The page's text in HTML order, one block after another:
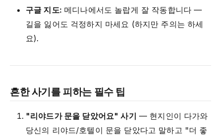
구글 지도: 메디나에서도 놀랍게 잘 작동합니다 —
길을 잃어도 걱정하지 마세요 (하지만 주의는 하세
요).
흔한 사기를 피하는 필수 팁
"리야드가 문을 닫았어요" 사기 — 현지인이 다가와
당신의 리야드/호텔이 문을 닫았다고 말하고 "더 좋